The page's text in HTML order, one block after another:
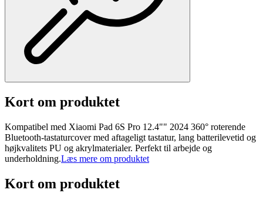
Kort om produktet
Kompatibel med Xiaomi Pad 6S Pro 12.4"" 2024 360° roterende
Bluetooth-tastaturcover med aftageligt tastatur, lang batterilevetid og
højkvalitets PU og akrylmaterialer. Perfekt til arbejde og
underholdning.Læs mere om produktet
Kort om produktet